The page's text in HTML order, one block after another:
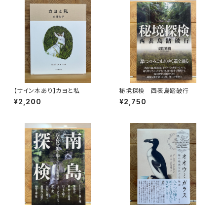
【サイン本あり】カヨと私
¥2,200
秘境探検 西表島踏破行
¥2,750